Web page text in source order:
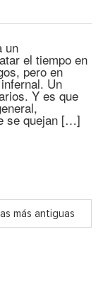
un
el tiempo en
pero en
Un
Y es que
se quejan […]
más antiguas